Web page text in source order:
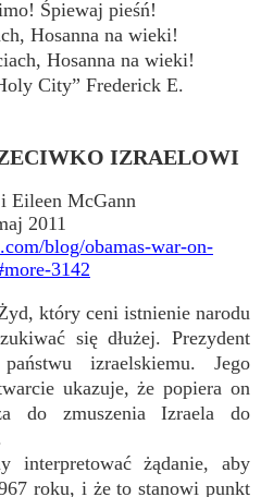
Śpiewaj pieśń!
Hosanna na wieki!
Hosanna na wieki!
City” Frederick E.
IZRAELOWI
Eileen McGann
2011
blog/obamas-war-on-
3142
który ceni istnienie narodu
się dłużej. Prezydent
izraelskiemu. Jego
ukazuje, że popiera on
do zmuszenia Izraela do
interpretować żądanie, aby
roku, i że to stanowi punkt